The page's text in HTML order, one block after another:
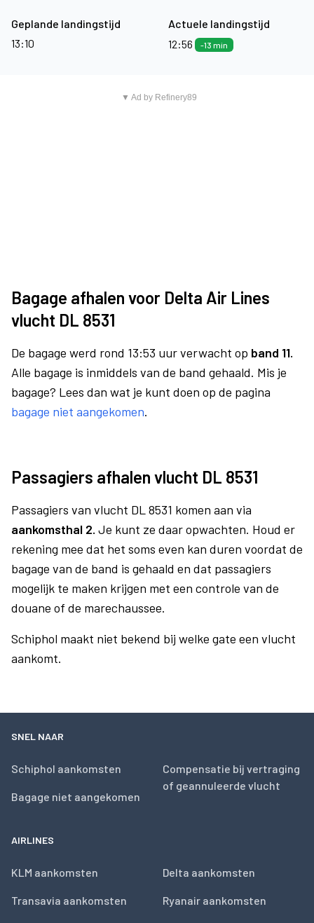
Geplande landingstijd
13:10
Actuele landingstijd
12:56
-13 min
▼ Ad by Refinery89
Bagage afhalen voor Delta Air Lines
vlucht DL 8531
De bagage werd rond 13:53 uur verwacht op band 11.
Alle bagage is inmiddels van de band gehaald. Mis je
bagage? Lees dan wat je kunt doen op de pagina
bagage niet aangekomen.
Passagiers afhalen vlucht DL 8531
Passagiers van vlucht DL 8531 komen aan via
aankomsthal 2. Je kunt ze daar opwachten. Houd er
rekening mee dat het soms even kan duren voordat de
bagage van de band is gehaald en dat passagiers
mogelijk te maken krijgen met een controle van de
douane of de marechaussee.
Schiphol maakt niet bekend bij welke gate een vlucht
aankomt.
SNEL NAAR
Schiphol aankomsten
Bagage niet aangekomen
Compensatie bij vertraging
of geannuleerde vlucht
AIRLINES
KLM aankomsten
Transavia aankomsten
Delta aankomsten
Ryanair aankomsten